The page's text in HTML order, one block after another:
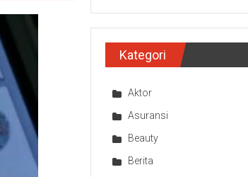
Kategori
Aktor
Asuransi
Beauty
Berita